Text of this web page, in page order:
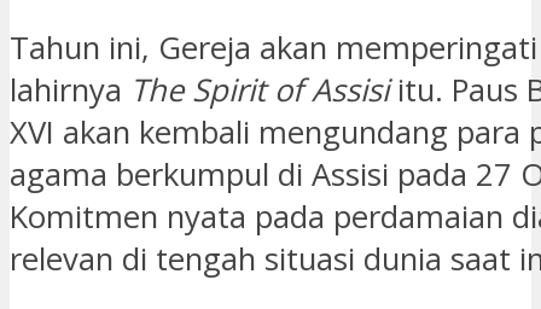
Tahun ini, Gereja akan
lahirnya The Spirit of Assisiitu. Paus
XVI akan kembali mengundang para
agama berkumpul di Assisi pada 27
Komitmen nyata pada perdamaian
relevan di tengah situasi dunia saat